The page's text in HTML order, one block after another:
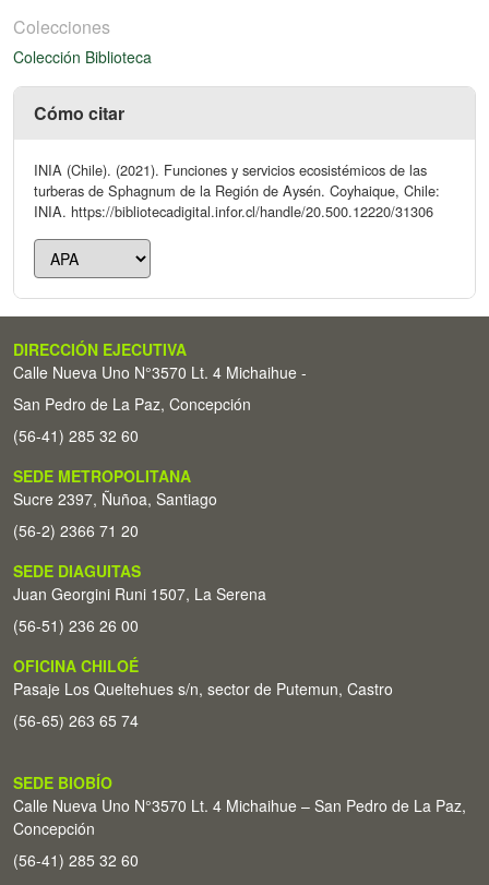
Colecciones
Colección Biblioteca
Cómo citar
INIA (Chile). (2021). Funciones y servicios ecosistémicos de las
turberas de Sphagnum de la Región de Aysén. Coyhaique, Chile:
INIA. https://bibliotecadigital.infor.cl/handle/20.500.12220/31306
DIRECCIÓN EJECUTIVA
Calle Nueva Uno N°3570 Lt. 4 Michaihue -
San Pedro de La Paz, Concepción
(56-41) 285 32 60
SEDE METROPOLITANA
Sucre 2397, Ñuñoa, Santiago
(56-2) 2366 71 20
SEDE DIAGUITAS
Juan Georgini Runi 1507, La Serena
(56-51) 236 26 00
OFICINA CHILOÉ
Pasaje Los Queltehues s/n, sector de Putemun, Castro
(56-65) 263 65 74
SEDE BIOBÍO
Calle Nueva Uno N°3570 Lt. 4 Michaihue – San Pedro de La Paz,
Concepción
(56-41) 285 32 60